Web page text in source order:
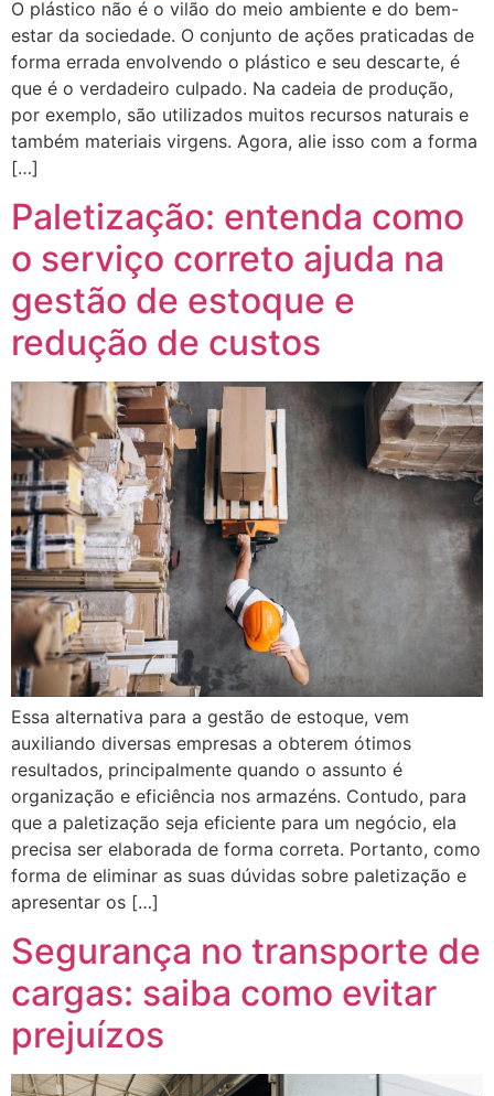
O plástico não é o vilão do meio ambiente e do bem-
estar da sociedade. O conjunto de ações praticadas de
forma errada envolvendo o plástico e seu descarte, é
que é o verdadeiro culpado. Na cadeia de produção,
por exemplo, são utilizados muitos recursos naturais e
também materiais virgens. Agora, alie isso com a forma
[…]
Paletização: entenda como
o serviço correto ajuda na
gestão de estoque e
redução de custos
Essa alternativa para a gestão de estoque, vem
auxiliando diversas empresas a obterem ótimos
resultados, principalmente quando o assunto é
organização e eficiência nos armazéns. Contudo, para
que a paletização seja eficiente para um negócio, ela
precisa ser elaborada de forma correta. Portanto, como
forma de eliminar as suas dúvidas sobre paletização e
apresentar os […]
Segurança no transporte de
cargas: saiba como evitar
prejuízos